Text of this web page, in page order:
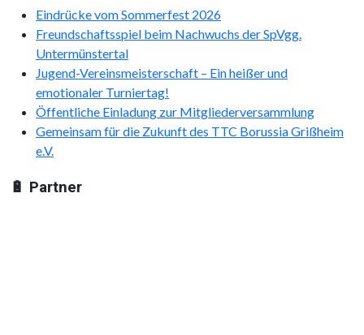
Eindrücke vom Sommerfest 2026
Freundschaftsspiel beim Nachwuchs der SpVgg.
Untermünstertal
Jugend-Vereinsmeisterschaft – Ein heißer und
emotionaler Turniertag!
Öffentliche Einladung zur Mitgliederversammlung
Gemeinsam für die Zukunft des TTC Borussia Grißheim
e.V.
🔋 Partner